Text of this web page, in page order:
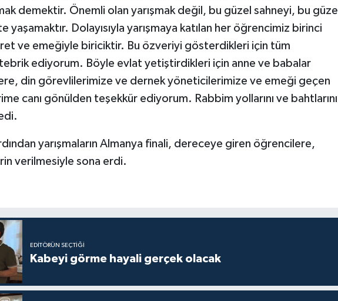
demektir. Önemli olan yarışmak değil, bu güzel sahneyi, bu güzel
yaşamaktır. Dolayısıyla yarışmaya katılan her öğrencimiz birinci
ve emeğiyle biriciktir. Bu özveriyi gösterdikleri için tüm
ediyorum. Böyle evlat yetiştirdikleri için anne ve babalar
din görevlilerimize ve dernek yöneticilerimize ve emeği geçen
canı gönülden teşekkür ediyorum. Rabbim yollarını ve bahtlarını
yarışmaların Almanya finali, dereceye giren öğrencilere,
verilmesiyle sona erdi.
EDITÖRÜN SEÇTIĞI
Kabeyi görme hayali gerçek olacak